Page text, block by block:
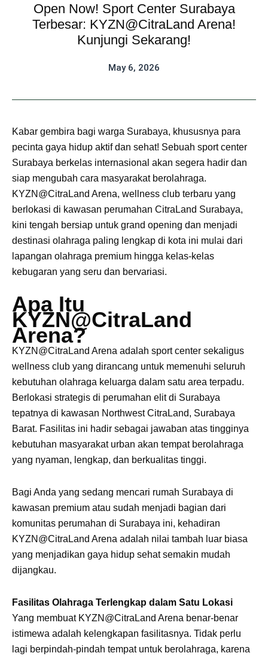
Open Now! Sport Center Surabaya
Terbesar: KYZN@CitraLand Arena!
Kunjungi Sekarang!
May 6, 2026
Kabar gembira bagi warga Surabaya, khususnya para
pecinta gaya hidup aktif dan sehat! Sebuah sport center
Surabaya berkelas internasional akan segera hadir dan
siap mengubah cara masyarakat berolahraga.
KYZN@CitraLand Arena, wellness club terbaru yang
berlokasi di kawasan perumahan CitraLand Surabaya,
kini tengah bersiap untuk grand opening dan menjadi
destinasi olahraga paling lengkap di kota ini mulai dari
lapangan olahraga premium hingga kelas-kelas
kebugaran yang seru dan bervariasi.
Apa Itu
KYZN@CitraLand
Arena?
KYZN@CitraLand Arena adalah sport center sekaligus
wellness club yang dirancang untuk memenuhi seluruh
kebutuhan olahraga keluarga dalam satu area terpadu.
Berlokasi strategis di perumahan elit di Surabaya
tepatnya di kawasan Northwest CitraLand, Surabaya
Barat. Fasilitas ini hadir sebagai jawaban atas tingginya
kebutuhan masyarakat urban akan tempat berolahraga
yang nyaman, lengkap, dan berkualitas tinggi.
Bagi Anda yang sedang mencari rumah Surabaya di
kawasan premium atau sudah menjadi bagian dari
komunitas perumahan di Surabaya ini, kehadiran
KYZN@CitraLand Arena adalah nilai tambah luar biasa
yang menjadikan gaya hidup sehat semakin mudah
dijangkau.
Fasilitas Olahraga Terlengkap dalam Satu Lokasi
Yang membuat KYZN@CitraLand Arena benar-benar
istimewa adalah kelengkapan fasilitasnya. Tidak perlu
lagi berpindah-pindah tempat untuk berolahraga, karena